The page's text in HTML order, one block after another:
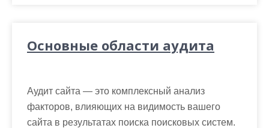
Основные области аудита
Аудит сайта — это комплексный анализ
факторов, влияющих на видимость вашего
сайта в результатах поиска поисковых систем.